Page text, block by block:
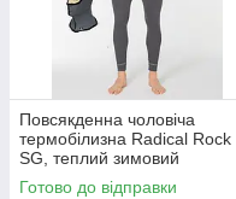
Повсякденна чоловіча
термобілизна Radical Rock
SG, теплий зимовий
комплект
Готово до відправки